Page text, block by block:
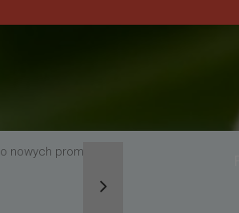
nowych promocjach,